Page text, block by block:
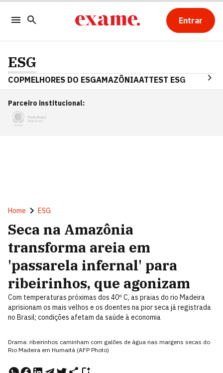
Entrar
ESG
COPMELHORES DO ESGAMAZÔNIAATTEST ESG
Parceiro institucional:
Home ESG
Seca na Amazônia
transforma areia em
'passarela infernal' para
ribeirinhos, que agonizam
Com temperaturas próximas dos 40º C, as praias do rio Madeira
aprisionam os mais velhos e os doentes na pior seca já registrada
no Brasil; condições afetam da saúde à economia
Drama: ribeirinhos caminham com galões de água nas margens secas do
Rio Madeira em Humaitá (AFP Photo)